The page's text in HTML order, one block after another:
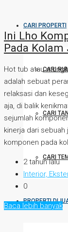
CARI PROPERTI
CARI
CARI
CARI
PROPERTI
Ini Lho
Pada Kolam
Hot tub atau
adalah sebuat
relaksasi dan
aja, di balik
sejumlah
kinerja dari
komponen pada
2 tahun lalu
Interior,
0
Baca lebih banyak